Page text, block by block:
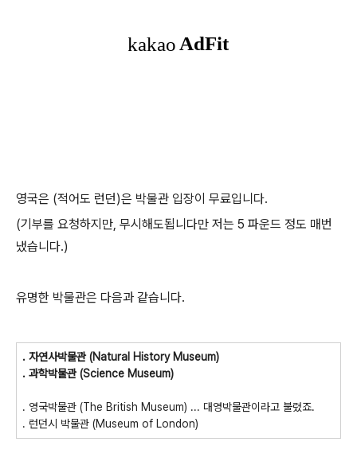
영국은 (적어도 런던)은 박물관 입장이 무료입니다.
(기부를 요청하지만, 무시해도됩니다만 저는 5 파운드 정도 매번
냈습니다.)
유명한 박물관은 다음과 같습니다.
. 자연사박물관 (Natural History Museum)
. 과학박물관 (Science Museum)
. 영국박물관 (The British Museum) ... 대영박물관이라고 불렸죠.
. 런던시 박물관 (Museum of London)